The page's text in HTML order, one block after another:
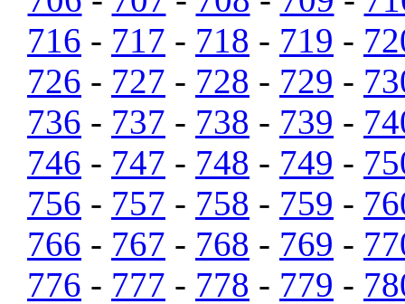
716 - 717 - 718 - 719 -
726 - 727 - 728 - 729 -
736 - 737 - 738 - 739 -
746 - 747 - 748 - 749 -
756 - 757 - 758 - 759 -
766 - 767 - 768 - 769 -
776 - 777 - 778 - 779 -